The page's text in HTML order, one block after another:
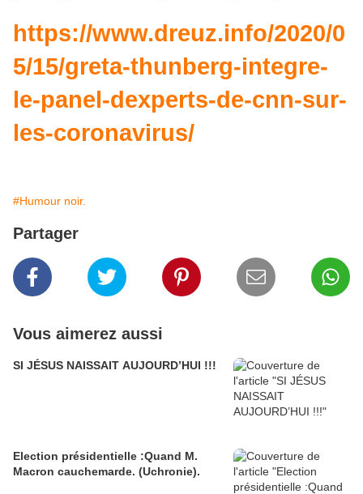
https://www.dreuz.info/2020/0
5/15/greta-thunberg-integre-
le-panel-dexperts-de-cnn-sur-
les-coronavirus/
#Humour noir.
Partager
Vous aimerez aussi
SI JÉSUS NAISSAIT AUJOURD’HUI !!!
Election présidentielle :Quand M.
Macron cauchemarde. (Uchronie).